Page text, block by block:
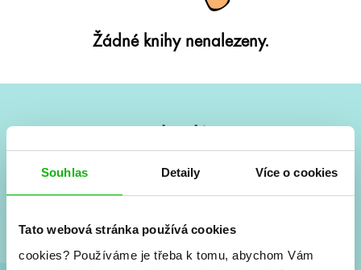
Souhlas Detaily Více o cookies
Tato webová stránka používá cookies
cookies? Používáme je třeba k tomu, abychom Vám
Žádné knihy nenalezeny.
Vše kolem #youngadult každý měsíc rovnou do mailu!
a seriálové adaptace a další.